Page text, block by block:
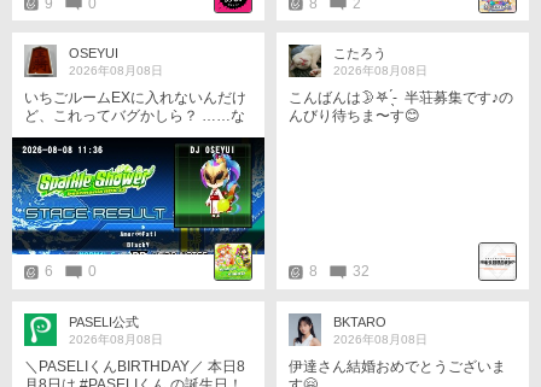
9 0 8 2
OSEYUI
2026年08月08日
いちごルームEXに入れないんだけ
ど、これってバグかしら？ ……な
どと考えていたのですが、自分が
謎解きをやってなくていちごルー
ム終わってなかったのが原因でし
たw 他責ｲｸﾅｲ!!(⁠・⁠∀⁠・⁠)
6 0
こたろう
2026年08月08日
こんばんは🌛𖤐 ̖́-‬ ︎ 半荘募集です♪の
んびり待ちま〜す😊
8 32
PASELI公式
2026年08月08日
＼PASELIくんBIRTHDAY／ 本日8
BKTARO
2026年08月08日
伊達さん結婚おめでとうございま